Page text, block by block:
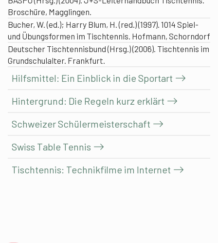
Broschüre, Magglingen.
Bucher, W. (ed.); Harry Blum, H. (red.) (1997). 1014 Spiel-
und Übungsformen im Tischtennis. Hofmann, Schorndorf
Deutscher Tischtennisbund (Hrsg.) (2006). Tischtennis im
Grundschulalter. Frankfurt.
Hilfsmittel: Ein Einblick in die Sportart
Hintergrund: Die Regeln kurz erklärt
Schweizer Schülermeisterschaft
Swiss Table Tennis
Tischtennis: Technikfilme im Internet